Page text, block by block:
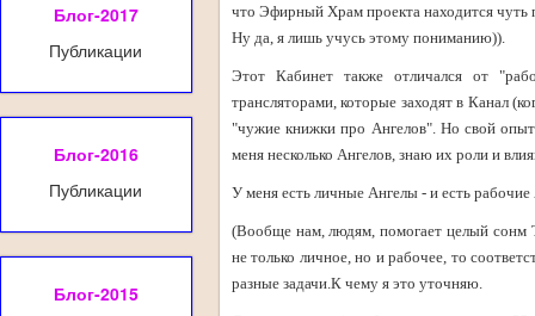
Блог-2017
Публикации
Блог-2016
Публикации
Блог-2015
что Эфирный Храм проекта находится чуть
Ну да, я лишь учусь этому пониманию)).
Этот Кабинет также отличался от
трансляторами, которые заходят в Канал
"чужие книжки про Ангелов". Но свой
меня несколько Ангелов, знаю их роли и
У меня есть личные Ангелы - и есть
(Вообще нам, людям, помогает целый сонм
не только личное, но и рабочее, то
разные задачи.К чему я это уточняю.